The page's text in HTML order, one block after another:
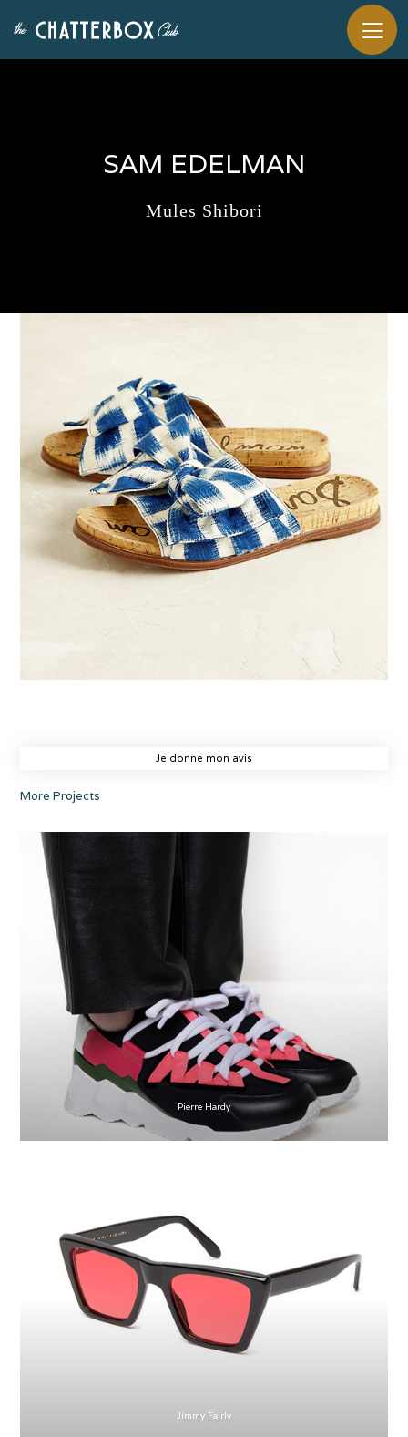
SAM EDELMAN
Mules Shibori
Je donne mon avis
More Projects
Pierre Hardy
Jimmy Fairly